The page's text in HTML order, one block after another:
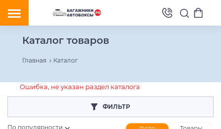
Каталог товаров
Главная Каталог
Ошибка, не указан раздел каталога
ФИЛЬТР
По популярности